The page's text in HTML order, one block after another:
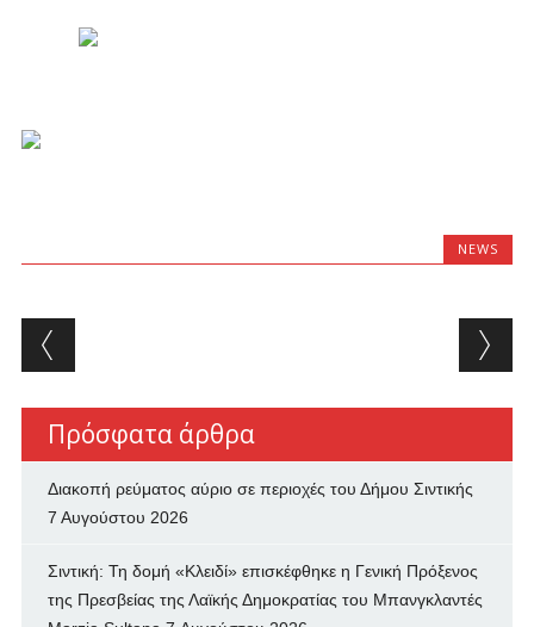
NEWS
Post navigation
Πρόσφατα άρθρα
Διακοπή ρεύματος αύριο σε περιοχές του Δήμου Σιντικής
7 Αυγούστου 2026
Σιντική: Τη δομή «Κλειδί» επισκέφθηκε η Γενική Πρόξενος
της Πρεσβείας της Λαϊκής Δημοκρατίας του Μπανγκλαντές